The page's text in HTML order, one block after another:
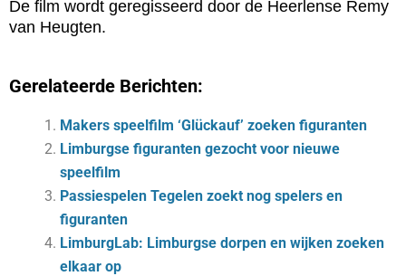
De film wordt geregisseerd door de Heerlense Remy
van Heugten.
Gerelateerde Berichten:
Makers speelfilm ‘Glückauf’ zoeken figuranten
Limburgse figuranten gezocht voor nieuwe
speelfilm
Passiespelen Tegelen zoekt nog spelers en
figuranten
LimburgLab: Limburgse dorpen en wijken zoeken
elkaar op